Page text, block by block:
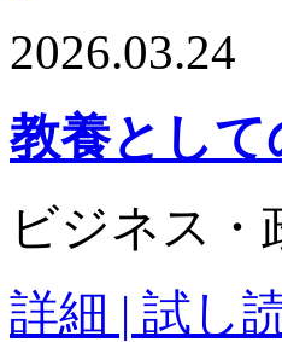
2026.03.24
教養として
ビジネス・
詳細 | 試し